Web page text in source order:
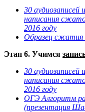
30
написания
2016 году
Образец сжатия
Этап 6. Учимся
30
написания
2016 году
ОГЭ Алгоритм
(презентация